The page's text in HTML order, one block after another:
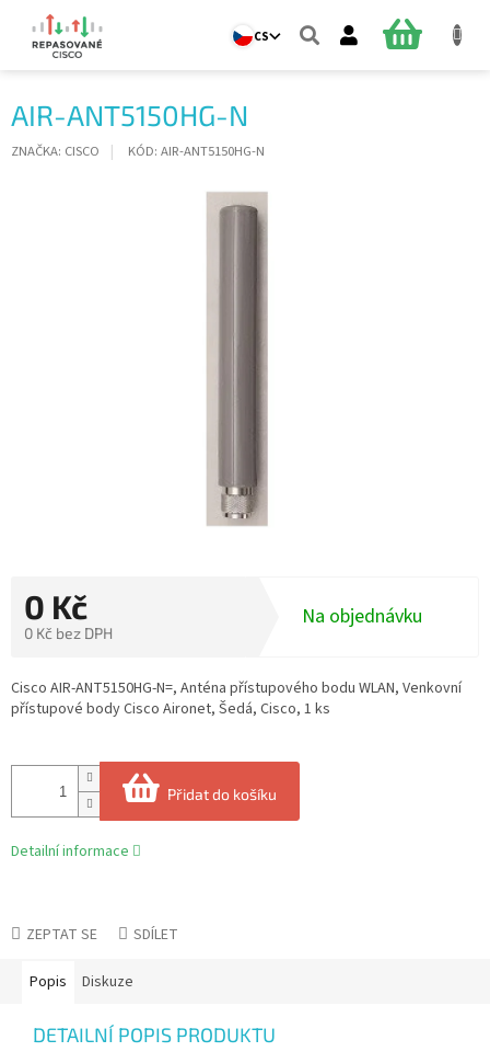
obsah
CS
NÁKUPNÍ
AIR-ANT5150HG-N
ZNAČKA: CISCO KÓD: AIR-ANT5150HG-N
0 Kč
0 Kč bez DPH
cena:
Na objednávku
Přidat do košíku
Cisco AIR-ANT5150HG-N=, Anténa přístupového bodu WLAN, Venkovní
přístupové body Cisco Aironet, Šedá, Cisco, 1 ks
Detailní informace
ZEPTAT SE SDÍLET
Popis Diskuze
DETAILNÍ POPIS PRODUKTU